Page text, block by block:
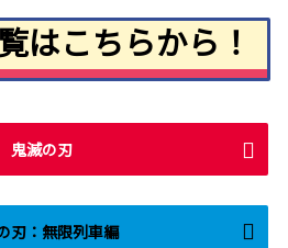
はこちらから！
鬼滅の刃
刃：無限列車編